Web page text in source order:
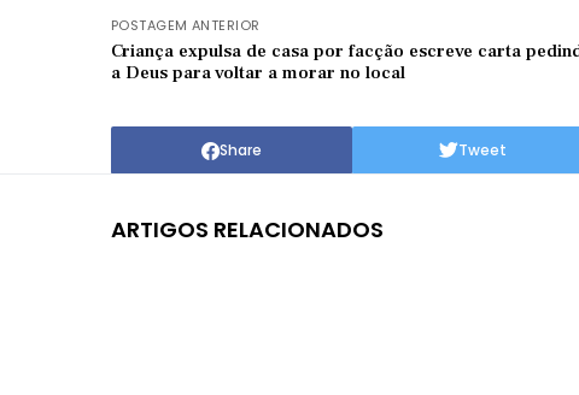
POSTAGEM ANTERIOR
Criança expulsa de casa por facção escreve carta
a Deus para voltar a morar no local
Share Tweet
ARTIGOS RELACIONADOS